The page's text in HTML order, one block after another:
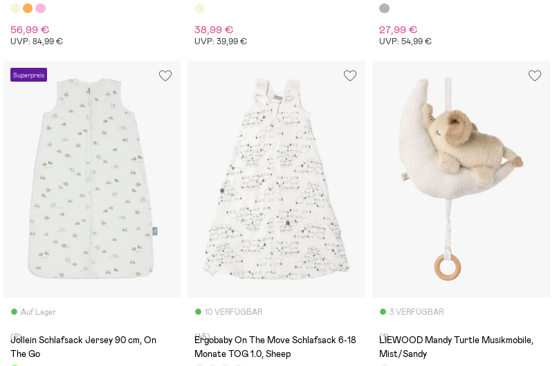
56,99 €
UVP: 84,99 €
38,99 €
UVP: 39,99 €
27,99 €
UVP: 54,99 €
Superpreis
Auf Lager
(2)
Jollein Schlafsack Jersey 90 cm, On
The Go
10 VERFÜGBAR
(45)
Ergobaby On The Move Schlafsack 6-18
Monate TOG 1.0, Sheep
3 VERFÜGBAR
(1)
LIEWOOD Mandy Turtle Musikmobile,
Mist/Sandy